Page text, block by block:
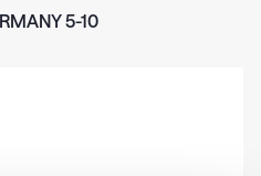
5-10